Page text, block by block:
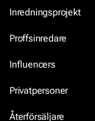
Inredningsprojekt
Proffsinredare
Influencers
Privatpersoner
Återförsäljare